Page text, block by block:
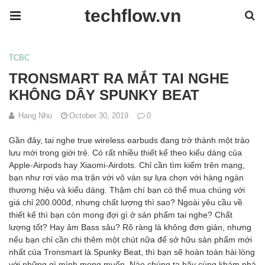
techflow.vn
TCBC
TRONSMART RA MẮT TAI NGHE
KHÔNG DÂY SPUNKY BEAT
Hang Nhu October 30, 2019 0
Gần đây, tai nghe true wireless earbuds đang trở thành một trào
lưu mới trong giới trẻ. Có rất nhiều thiết kế theo kiểu dáng của
Apple-Airpods hay Xiaomi-Airdots. Chỉ cần tìm kiếm trên mạng,
bạn như rơi vào ma trận với vô vàn sự lựa chọn với hàng ngàn
thương hiệu và kiểu dáng. Thậm chí bạn có thể mua chúng với
giá chỉ 200.000đ, nhưng chất lượng thì sao? Ngoài yêu cầu về
thiết kế thì bạn còn mong đợi gì ở sản phẩm tai nghe? Chất
lượng tốt? Hay âm Bass sâu? Rõ ràng là không đơn giản, nhưng
nếu bạn chỉ cần chi thêm một chút nữa để sở hữu sản phẩm mới
nhất của Tronsmart là Spunky Beat, thì bạn sẽ hoàn toàn hài lòng